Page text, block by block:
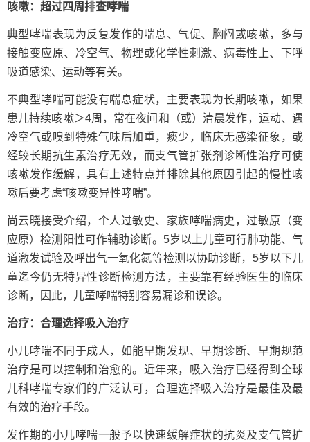
咳嗽：超过四周排查哮喘
典型哮喘表现为反复发作的喘息、气促、胸闷或咳嗽，多与
接触变应原、冷空气、物理或化学性刺激、病毒性上、下呼
吸道感染、运动等有关。
不典型哮喘可能没有喘息症状，主要表现为长期咳嗽，如果
患儿持续咳嗽＞4周，常在夜间和（或）清晨发作，运动、遇
冷空气或嗅到特殊气味后加重，痰少，临床无感染征象，或
经较长期抗生素治疗无效，而支气管扩张剂诊断性治疗可使
咳嗽发作缓解，具有上述特点并排除其他原因引起的慢性咳
嗽后要考虑“咳嗽变异性哮喘”。
尚云晓接受介绍，个人过敏史、家族哮喘病史，过敏原（变
应原）检测阳性可作辅助诊断。5岁以上儿童可行肺功能、气
道激发试验及呼出气一氧化氮等检测以协助诊断，5岁以下儿
童迄今仍无特异性诊断检测方法，主要靠有经验医生的临床
诊断，因此，儿童哮喘特别容易漏诊和误诊。
治疗：合理选择吸入治疗
小儿哮喘不同于成人，如能早期发现、早期诊断、早期规范
治疗是可以控制和治愈的。近年来，吸入治疗已经得到全球
儿科哮喘专家们的广泛认可，合理选择吸入治疗是最佳及最
有效的治疗手段。
发作期的小儿哮喘一般予以快速缓解症状的抗炎及支气管扩